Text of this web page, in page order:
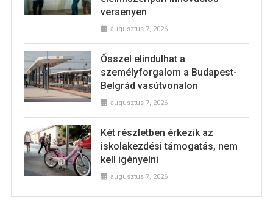
versenyen
augusztus 7, 2026
Ősszel elindulhat a
személyforgalom a Budapest-
Belgrád vasútvonalon
augusztus 7, 2026
Két részletben érkezik az
iskolakezdési támogatás, nem
kell igényelni
augusztus 7, 2026